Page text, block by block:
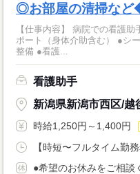
◎お部屋の清掃な
【仕事内容】 病院での看護助手/ナース
ポート（身体介助含む） ●シ
整備 ●看護...
看護助手
新潟県新潟市西区/越
時給1,250円～1,400円
【時短〜フルタイム勤
●希望のお休みをご相談